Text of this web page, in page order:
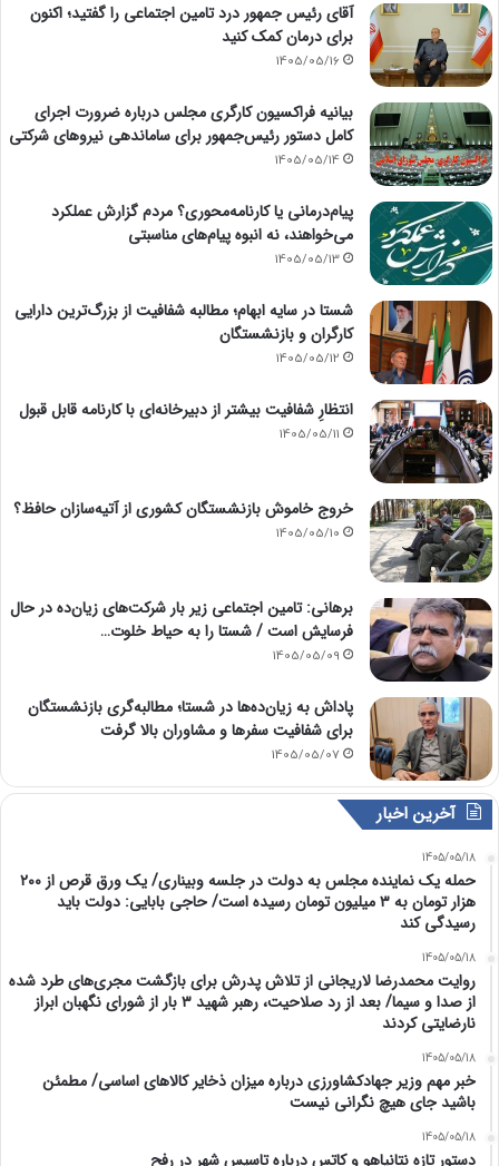
آقای رئیس جمهور درد تامین اجتماعی را گفتید؛ اکنون
برای درمان کمک کنید
1405/05/16
بیانیه فراکسیون کارگری مجلس درباره ضرورت اجرای
کامل دستور رئیس‌جمهور برای ساماندهی نیروهای شرکتی
1405/05/14
پیام‌درمانی یا کارنامه‌محوری؟ مردم گزارش عملکرد
می‌خواهند، نه انبوه پیام‌های مناسبتی
1405/05/13
شستا در سایه ابهام؛ مطالبه شفافیت از بزرگ‌ترین دارایی
کارگران و بازنشستگان
1405/05/12
انتظارِ شفافیت بیشتر از دبیرخانه‌ای با کارنامه قابل قبول
1405/05/11
خروج خاموش بازنشستگان کشوری از آتیه‌سازان حافظ؟
1405/05/10
برهانی: تامین اجتماعی زیر بار شرکت‌های زیان‌ده در حال
فرسایش است / شستا را به حیاط خلوت…
1405/05/09
پاداش به زیان‌ده‌ها در شستا؛ مطالبه‌گری بازنشستگان
برای شفافیت سفرها و مشاوران بالا گرفت
1405/05/07
آخرین اخبار
1405/05/18
حمله یک نماینده مجلس به دولت در جلسه وبیناری/ یک ورق قرص از ۲۰۰
هزار تومان به ۳ میلیون تومان رسیده است/ حاجی بابایی: دولت باید
رسیدگی کند
1405/05/18
روایت محمدرضا لاریجانی از تلاش پدرش برای بازگشت مجری‌های طرد شده
از صدا و سیما/ بعد از رد صلاحیت، رهبر شهید ۳ بار از شورای نگهبان ابراز
نارضایتی کردند
1405/05/18
خبر مهم وزیر جهادکشاورزی درباره میزان ذخایر کالاهای اساسی/ مطمئن
باشید جای هیچ نگرانی نیست
1405/05/18
دستور تازه نتانیاهو و کاتس درباره تاسیس شهر در رفح